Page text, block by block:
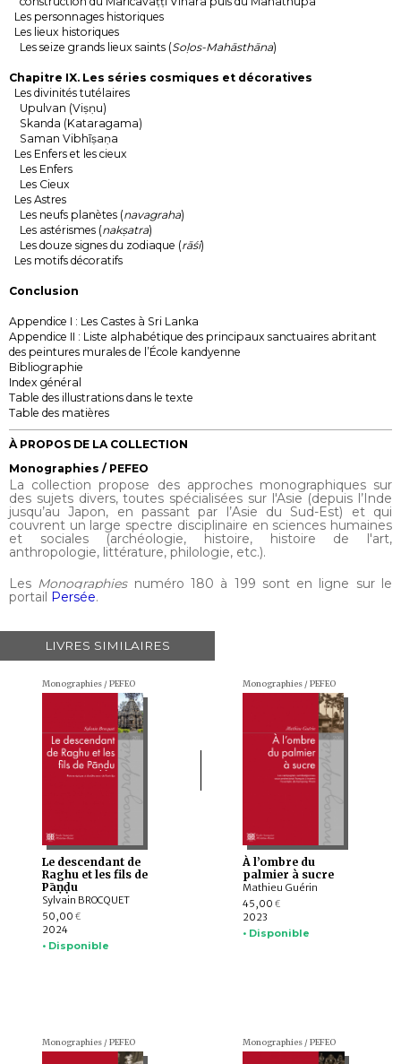
Les personnages historiques
Les lieux historiques
Les seize grands lieux saints (Soḷos-Mahāsthāna)
Chapitre IX. Les séries cosmiques et décoratives
Les divinités tutélaires
Upulvan (Viṣṇu)
Skanda (Kataragama)
Saman Vibhīṣaṇa
Les Enfers et les cieux
Les Enfers
Les Cieux
Les Astres
Les neufs planètes (navagraha)
Les astérismes (nakṣatra)
Les douze signes du zodiaque (rāśi)
Les motifs décoratifs
Conclusion
Appendice I : Les Castes à Sri Lanka
Appendice II : Liste alphabétique des principaux sanctuaires abritant
des peintures murales de l’École kandyenne
Bibliographie
Index général
Table des illustrations dans le texte
Table des matières
À PROPOS DE LA COLLECTION
Monographies / PEFEO
La collection propose des approches monographiques sur
des sujets divers, toutes spécialisées sur l'Asie (depuis l’Inde
jusqu’au Japon, en passant par l’Asie du Sud-Est) et qui
couvrent un large spectre disciplinaire en sciences humaines
et sociales (archéologie, histoire, histoire de l'art,
anthropologie, littérature, philologie, etc.).
Les Monographiesnuméro 180 à 199 sont en ligne sur le
portail Persée.
LIVRES SIMILAIRES
Monographies / PEFEO
Le descendant de
Raghu et les fils de
Pāṇḍu
Sylvain BROCQUET
50,00 €
2024
• Disponible
Monographies / PEFEO
À l’ombre du
palmier à sucre
Mathieu Guérin
45,00 €
2023
• Disponible
Monographies / PEFEO Monographies / PEFEO